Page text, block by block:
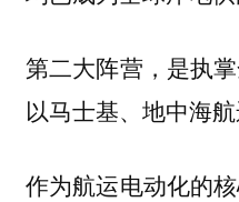
第二大阵营，是执
以马士基、地中海航
作为航运电动化的